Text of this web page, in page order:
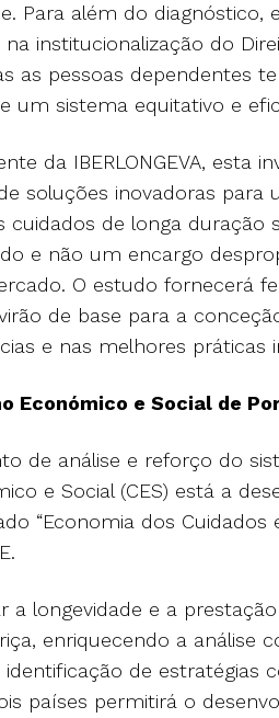
Para além do diagnóstico,
institucionalização do
as pessoas dependentes
um sistema equitativo e
da IBERLONGEVA, esta
soluções inovadoras para
cuidados de longa duração
e não um encargo
O estudo fornecerá
de base para a
e nas melhores práticas
Económico e Social de
de análise e reforço do
e Social (CES) está a
“Economia dos Cuidados
a longevidade e a
enriquecendo a análise
de estratégias
países permitirá o